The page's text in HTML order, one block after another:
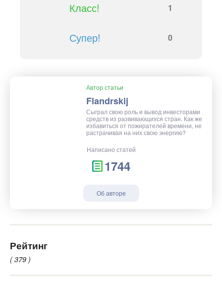
Класс! 1
Супер! 0
Автор статьи
Flandrskij
Сыграл свою роль и вывод инвесторами
средств из развивающихся стран. Как же
избавиться от пожирателей времени, не
растрачивая на них свою энергию?
Написано статей
1744
Об авторе
Рейтинг
( 379 )